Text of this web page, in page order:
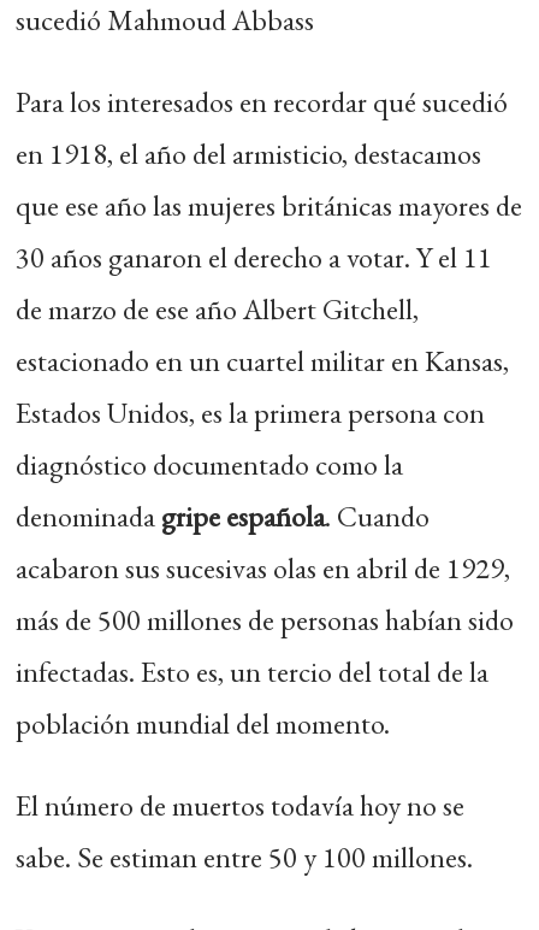
sucedió Mahmoud Abbass
Para los interesados en recordar qué sucedió
en 1918, el año del armisticio, destacamos
que ese año las mujeres británicas mayores de
30 años ganaron el derecho a votar. Y el 11
de marzo de ese año Albert Gitchell,
estacionado en un cuartel militar en Kansas,
Estados Unidos, es la primera persona con
diagnóstico documentado como la
denominadagripe española. Cuando
acabaron sus sucesivas olas en abril de 1929,
más de 500 millones de personas habían sido
infectadas. Esto es, un tercio del total de la
población mundial del momento.
El número de muertos todavía hoy no se
sabe. Se estiman entre 50 y 100 millones.